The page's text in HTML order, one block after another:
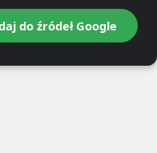
do źródeł Google